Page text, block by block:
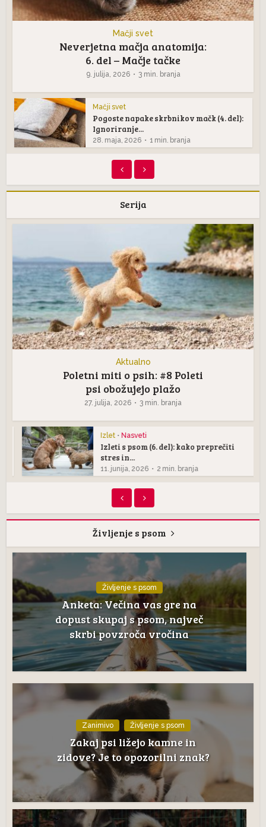
Mačji svet
Neverjetna mačja anatomija:
6. del – Mačje tačke
9. julija, 2026 3 min. branja
Mačji svet
Pogoste napake skrbnikov mačk (4. del):
Ignoriranje...
28. maja, 2026 1 min. branja
Serija
Aktualno
Poletni miti o psih: #8 Poleti
psi obožujejo plažo
27. julija, 2026 3 min. branja
Izlet • Nasveti
Izleti s psom (6. del): kako preprečiti
stres in...
11. junija, 2026 2 min. branja
Življenje s psom
Življenje s psom
Anketa: Večina vas gre na
dopust skupaj s psom, največ
skrbi povzroča vročina
Zanimivo Življenje s psom
Zakaj psi ližejo kamne in
zidove? Je to opozorilni znak?